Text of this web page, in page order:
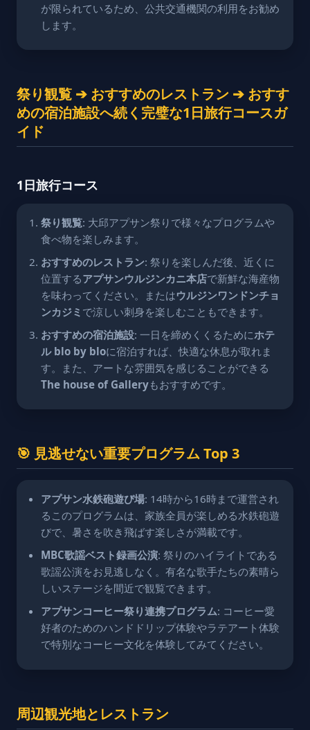
が限られているため、公共交通機関の利用をお勧め
します。
祭り観覧 ➔ おすすめのレストラン ➔ おすす
めの宿泊施設へ続く完璧な1日旅行コースガ
イド
1日旅行コース
祭り観覧: 大邱アプサン祭りで様々なプログラムや
食べ物を楽しみます。
おすすめのレストラン: 祭りを楽しんだ後、近くに
位置するアプサンウルジンカニ本店で新鮮な海産物
を味わってください。またはウルジンワンドンチョ
ンカジミ で涼しい刺身を楽しむこともできます。
おすすめの宿泊施設: 一日を締めくくるためにホテ
ル blo by bloに宿泊すれば、快適な休息が取れま
す。また、アートな雰囲気を感じることができる
The house of Galleryもおすすめです。
🎯 見逃せない重要プログラム Top 3
アプサン水鉄砲遊び場: 14時から16時まで運営され
るこのプログラムは、家族全員が楽しめる水鉄砲遊
びで、暑さを吹き飛ばす楽しさが満載です。
MBC歌謡ベスト録画公演: 祭りのハイライトである
歌謡公演をお見逃しなく。有名な歌手たちの素晴ら
しいステージを間近で観覧できます。
アプサンコーヒー祭り連携プログラム: コーヒー愛
好者のためのハンドドリップ体験やラテアート体験
で特別なコーヒー文化を体験してみてください。
周辺観光地とレストラン